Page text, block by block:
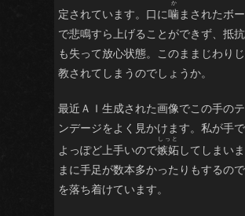
定されています。口に噛まされたボ
で悲鳴すら上げることができず、抵
も失って放心状態。このままじわり
教されてしまうのでしょうか。
最近ＡＩ生成された画像でこの手の
ンデージをよく見かけます。私が手
よっぽど上手いので嫉妬してしまい
まに手足が数本多かったりもするの
を落ち着けています。